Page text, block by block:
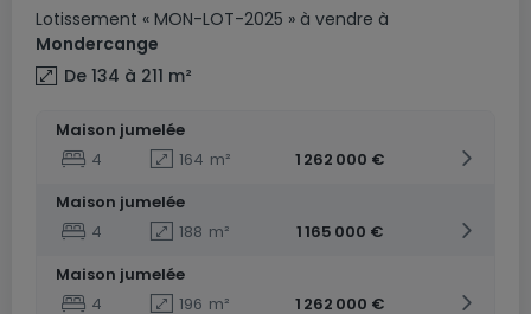
Lotissement « MON-LOT-2025 » à vendre à
Mondercange
De 134 à 211 m²
Maison jumelée
4
164 m²
1 262 000 €
Maison jumelée
4
188 m²
1 165 000 €
Maison jumelée
4
196 m²
1 262 000 €